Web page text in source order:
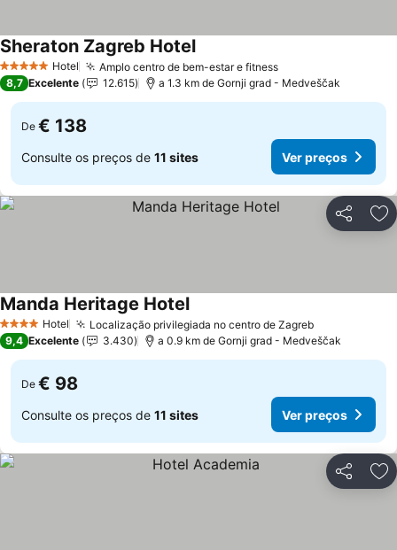
5 Estrelas Hotel Amplo centro de bem-estar e fitness
Sheraton Zagreb Hotel
8,7 Excelente 12.615 a 1.3 km de Gornji grad - Medveščak
De € 138
Consulte os preços de 11 sites Ver preços
Partilhar
4 EstrelasHotel Localização privilegiada no centro de Zagreb
Manda Heritage Hotel
9,4 Excelente 3.430 a 0.9 km de Gornji grad - Medveščak
De € 98
Consulte os preços de 11 sites Ver preços
Partilhar